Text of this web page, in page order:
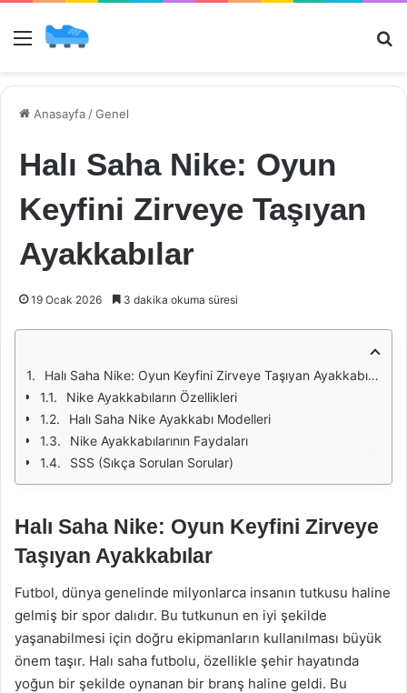
Menü
Anasayfa /Genel
Halı Saha Nike: Oyun
Keyfini Zirveye Taşıyan
Ayakkabılar
19 Ocak 2026 3 dakika okuma süresi
Halı Saha Nike: Oyun Keyfini Zirveye Taşıyan Ayakkabılar
Nike Ayakkabıların Özellikleri
Halı Saha Nike Ayakkabı Modelleri
Nike Ayakkabılarının Faydaları
SSS (Sıkça Sorulan Sorular)
Halı Saha Nike: Oyun Keyfini Zirveye
Taşıyan Ayakkabılar
Futbol, dünya genelinde milyonlarca insanın tutkusu haline
gelmiş bir spor dalıdır. Bu tutkunun en iyi şekilde
yaşanabilmesi için doğru ekipmanların kullanılması büyük
önem taşır. Halı saha futbolu, özellikle şehir hayatında
yoğun bir şekilde oynanan bir branş haline geldi. Bu